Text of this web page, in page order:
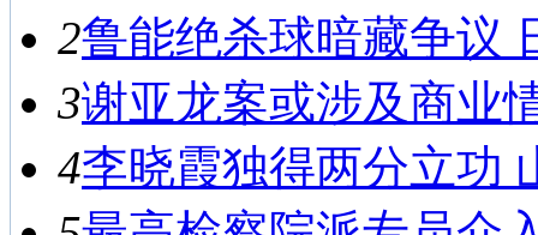
2鲁能绝杀球暗藏争议
3谢亚龙案或涉及商业
4李晓霞独得两分立功